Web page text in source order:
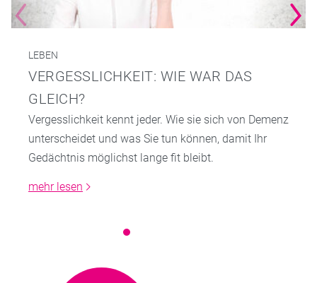
LEBEN
VERGESSLICHKEIT: WIE WAR DAS
GLEICH?
Vergesslichkeit kennt jeder. Wie sie sich von Demenz
unterscheidet und was Sie tun können, damit Ihr
Gedächtnis möglichst lange fit bleibt.
mehr lesen